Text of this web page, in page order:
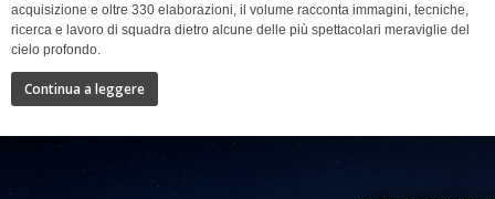
acquisizione e oltre 330 elaborazioni, il volume racconta immagini, tecniche,
ricerca e lavoro di squadra dietro alcune delle più spettacolari meraviglie del
cielo profondo.
Continua a leggere